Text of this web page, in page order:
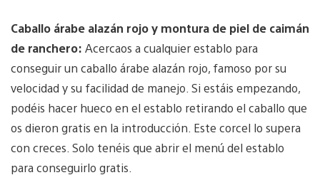
Caballo árabe alazán rojo y montura de piel de caimán
de ranchero: Acercaos a cualquier establo para
conseguir un caballo árabe alazán rojo, famoso por su
velocidad y su facilidad de manejo. Si estáis empezando,
podéis hacer hueco en el establo retirando el caballo que
os dieron gratis en la introducción. Este corcel lo supera
con creces. Solo tenéis que abrir el menú del establo
para conseguirlo gratis.